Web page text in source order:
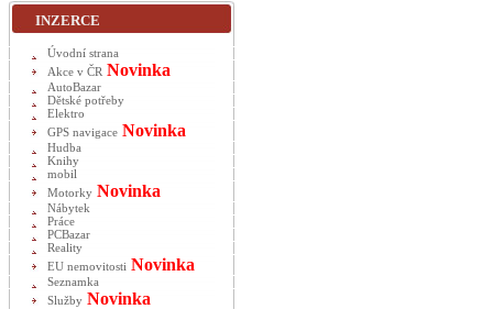
INZERCE
Úvodní strana
Akce v ČR Novinka
AutoBazar
Dětské potřeby
Elektro
GPS navigace Novinka
Hudba
Knihy
mobil
Motorky Novinka
Nábytek
Práce
PCBazar
Reality
EU nemovitosti Novinka
Seznamka
Služby Novinka